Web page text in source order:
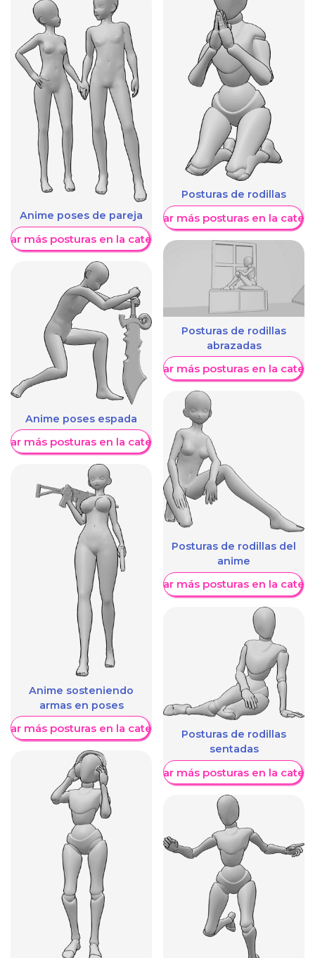
Anime poses de pareja
más posturas en la categoría
Anime poses espada
más posturas en la categoría
Anime sosteniendo
armas en poses
más posturas en la categoría
Posturas de rodillas
Mostrar más posturas en la
Posturas de rodillas
abrazadas
Mostrar más posturas en la
Posturas de rodillas del
anime
Mostrar más posturas en la
Posturas de rodillas
sentadas
Mostrar más posturas en la